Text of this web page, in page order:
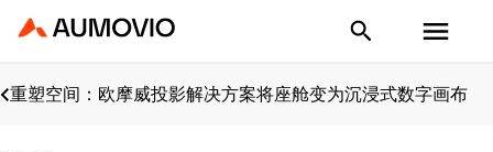
Aumovio - Homepage
重塑空间：欧摩威投影解决方案将座舱变为沉浸式数字画布